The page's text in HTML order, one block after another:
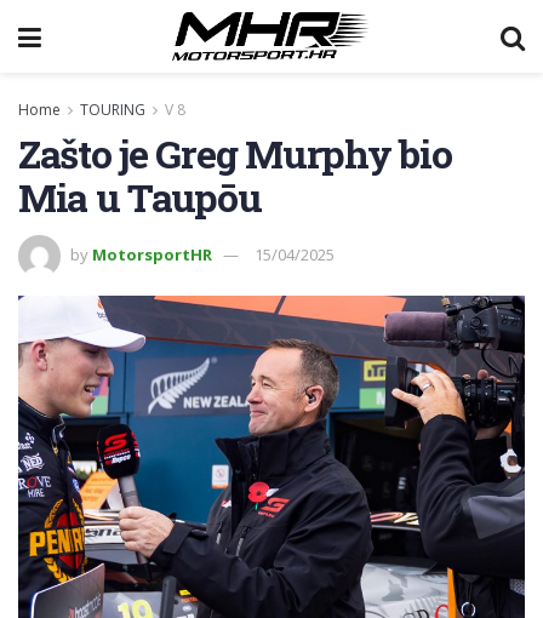
Home TOURING V 8
Zašto je Greg Murphy bio
Mia u Taupōu
by MotorsportHR 15/04/2025